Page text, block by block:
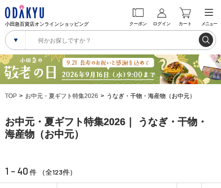
小田急百貨店オンラインショッピング クーポン ログイン カート メニュー
TOP お中元・夏ギフト特集2026 うなぎ・干物・海産物（お中元）
お中元・夏ギフト特集2026｜ うなぎ・干物・
海産物（お中元）
1 - 40 件 （全123件）